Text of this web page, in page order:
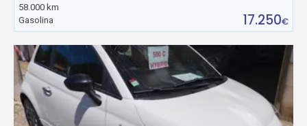
58.000 km
Gasolina
17.250€